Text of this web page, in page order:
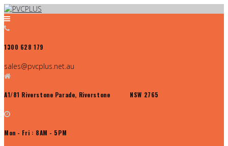
1300 628 179
sales@pvcplus.net.au
A1/81 Riverstone Parade, Riverstone NSW 2765
Mon - Fri : 8AM - 5PM